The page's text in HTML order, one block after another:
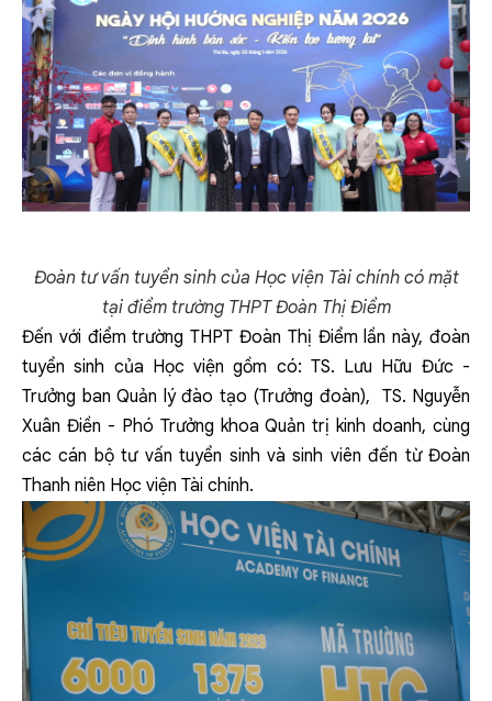
Đoàn tư vấn tuyển sinh của Học viện Tài chính có mặt
tại điểm trường THPT Đoàn Thị Điểm
Đến với điểm trường THPT Đoàn Thị Điểm lần này, đoàn
tuyển sinh của Học viện gồm có: TS. Lưu Hữu Đức -
Trưởng ban Quản lý đào tạo (Trưởng đoàn), TS. Nguyễn
Xuân Điền - Phó Trưởng khoa Quản trị kinh doanh, cùng
các cán bộ tư vấn tuyển sinh và sinh viên đến từ Đoàn
Thanh niên Học viện Tài chính.